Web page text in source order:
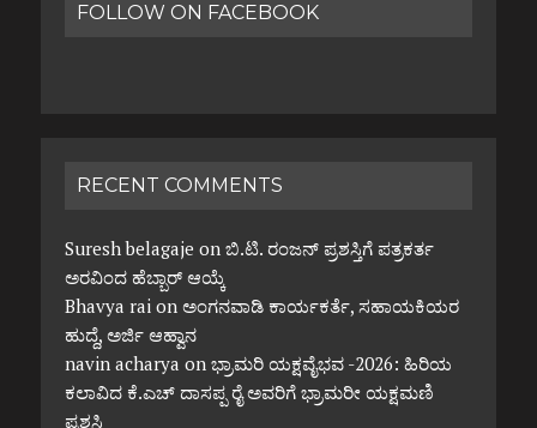
FOLLOW ON FACEBOOK
RECENT COMMENTS
Suresh belagaje on ಬಿ.ಟಿ. ರಂಜನ್ ಪ್ರಶಸ್ತಿಗೆ ಪತ್ರಕರ್ತ
ಅರವಿಂದ ಹೆಬ್ಬಾರ್ ಆಯ್ಕೆ
Bhavya raion ಅಂಗನವಾಡಿ ಕಾರ್ಯಕರ್ತೆ, ಸಹಾಯಕಿಯರ
ಹುದ್ದೆ, ಅರ್ಜಿ ಆಹ್ವಾನ
navin acharya on ಭ್ರಾಮರಿ ಯಕ್ಷವೈಭವ -2026: ಹಿರಿಯ
ಕಲಾವಿದ ಕೆ.ಎಚ್ ದಾಸಪ್ಪ ರೈ ಅವರಿಗೆ ಭ್ರಾಮರೀ ಯಕ್ಷಮಣಿ
ಪ್ರಶಸ್ತಿ